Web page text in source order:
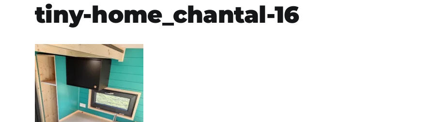
tiny-home_chantal-16